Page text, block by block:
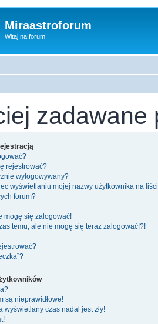
Miraastroforum
Witaj na forum!
zadawane
rejestrować?
wylogowywany?
wyświetlaniu mojej nazwy użytkownika na
forum?
mogę się zalogować!
temu, ale nie mogę się teraz zalogować!?!
są nieprawidłowe!
wyświetlany czas nadal jest zły!